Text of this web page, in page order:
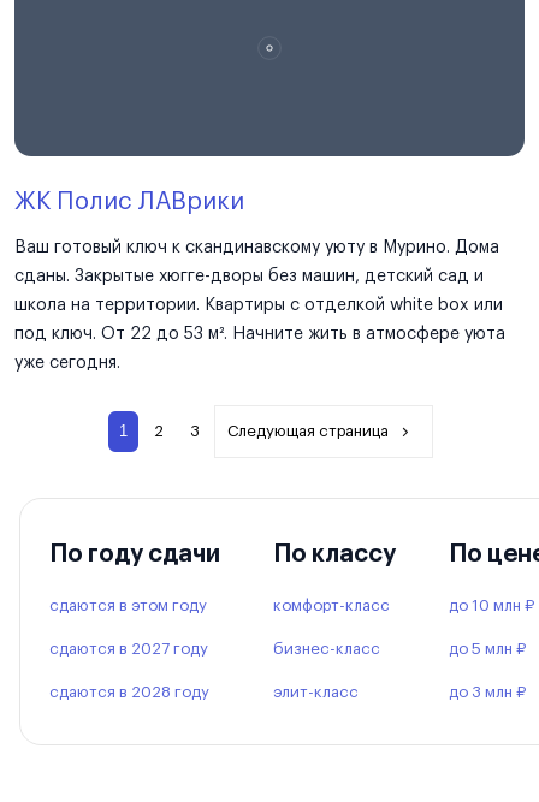
ЖК Полис ЛАВрики
Ваш готовый ключ к скандинавскому уюту в Мурино. Дома
сданы. Закрытые хюгге-дворы без машин, детский сад и
школа на территории. Квартиры с отделкой white box или
под ключ. От 22 до 53 м². Начните жить в атмосфере уюта
уже сегодня.
1 2 3 Следующая страница
По году сдачи
сдаются в этом году
сдаются в 2027 году
сдаются в 2028 году
По классу
комфорт-класс
бизнес-класс
элит-класс
По
до 10 млн ₽
до 5 млн ₽
до 3 млн ₽